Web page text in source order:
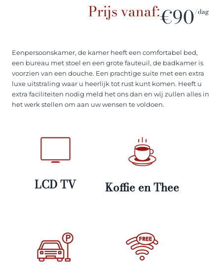
Prijs vanaf:€90/dag
Eenpersoonskamer, de kamer heeft een comfortabel bed,
een bureau met stoel en een grote fauteuil, de badkamer is
voorzien van een douche. Een prachtige suite met een extra
luxe uitstraling waar u heerlijk tot rust kunt komen. Heeft u
extra faciliteiten nodig meld het ons dan en wij zullen alles in
het werk stellen om aan uw wensen te voldoen.
LCD TV Koffie en Thee